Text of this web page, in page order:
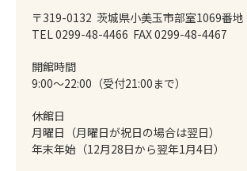
〒319-0132 茨城県小美玉市部室1069番地
TEL 0299-48-4466 FAX 0299-48-4467
開館時間
9:00～22:00（受付21:00まで）
休館日
月曜日（月曜日が祝日の場合は翌日）
年末年始（12月28日から翌年1月4日）